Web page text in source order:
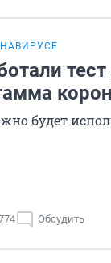
будет
Обсудить